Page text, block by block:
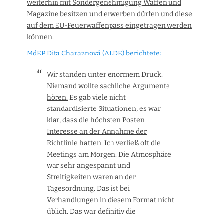
weiterhin mit Sondergenehmigung Waffen und
Magazine besitzen und erwerben dürfen und diese
auf dem EU-Feuerwaffenpass eingetragen werden
können.
MdEP Dita Charaznová (ALDE) berichtete:
Wir standen unter enormem Druck.
Niemand wollte sachliche Argumente
hören. Es gab viele nicht
standardisierte Situationen, es war
klar, dass die höchsten Posten
Interesse an der Annahme der
Richtlinie hatten. Ich verließ oft die
Meetings am Morgen. Die Atmosphäre
war sehr angespannt und
Streitigkeiten waren an der
Tagesordnung. Das ist bei
Verhandlungen in diesem Format nicht
üblich. Das war definitiv die